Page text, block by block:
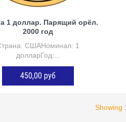
1 доллар. Парящий орёл.
2000 год
СШАНоминал: 1
долларГод:...
450,00 руб
Showing